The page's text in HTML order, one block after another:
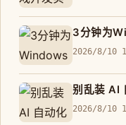
3分钟为
2026/8/10
别乱装 AI
2026/8/10